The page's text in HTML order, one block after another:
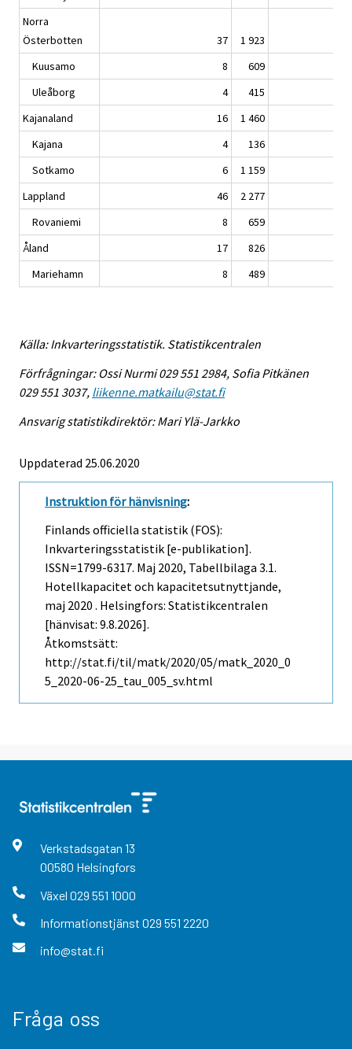
Norra
Österbotten
37
1 923
Kuusamo
8
609
Uleåborg
4
415
Kajanaland
16
1 460
Kajana
4
136
Sotkamo
6
1 159
Lappland
46
2 277
Rovaniemi
8
659
Åland
17
826
Mariehamn
8 489
Källa: Inkvarteringsstatistik. Statistikcentralen
Förfrågningar: Ossi Nurmi 029 551 2984, Sofia Pitkänen
029 551 3037, liikenne.matkailu@stat.fi
Ansvarig statistikdirektör: Mari Ylä-Jarkko
Uppdaterad 25.06.2020
Instruktion för hänvisning:
Finlands officiella statistik (FOS):
Inkvarteringsstatistik [e-publikation].
ISSN=1799-6317. Maj 2020, Tabellbilaga 3.1.
Hotellkapacitet och kapacitetsutnyttjande,
maj 2020 . Helsingfors: Statistikcentralen
[hänvisat: 9.8.2026].
Åtkomstsätt:
http://stat.fi/til/matk/2020/05/matk_2020_0
5_2020-06-25_tau_005_sv.html
Verkstadsgatan 13
00580 Helsingfors
Växel 029 551 1000
Informationstjänst 029 551 2220
info@stat.fi
Fråga oss